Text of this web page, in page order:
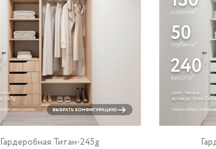
Гардеробная Титан-245g